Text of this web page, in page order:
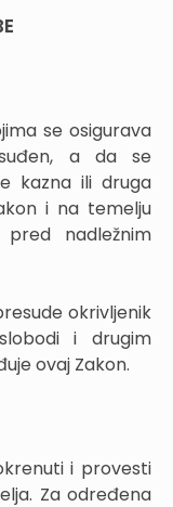
se osigurava
a da se
kazna ili druga
i na temelju
nadležnim
okrivljenik
i drugim
ovaj Zakon.
i provesti
Za određena